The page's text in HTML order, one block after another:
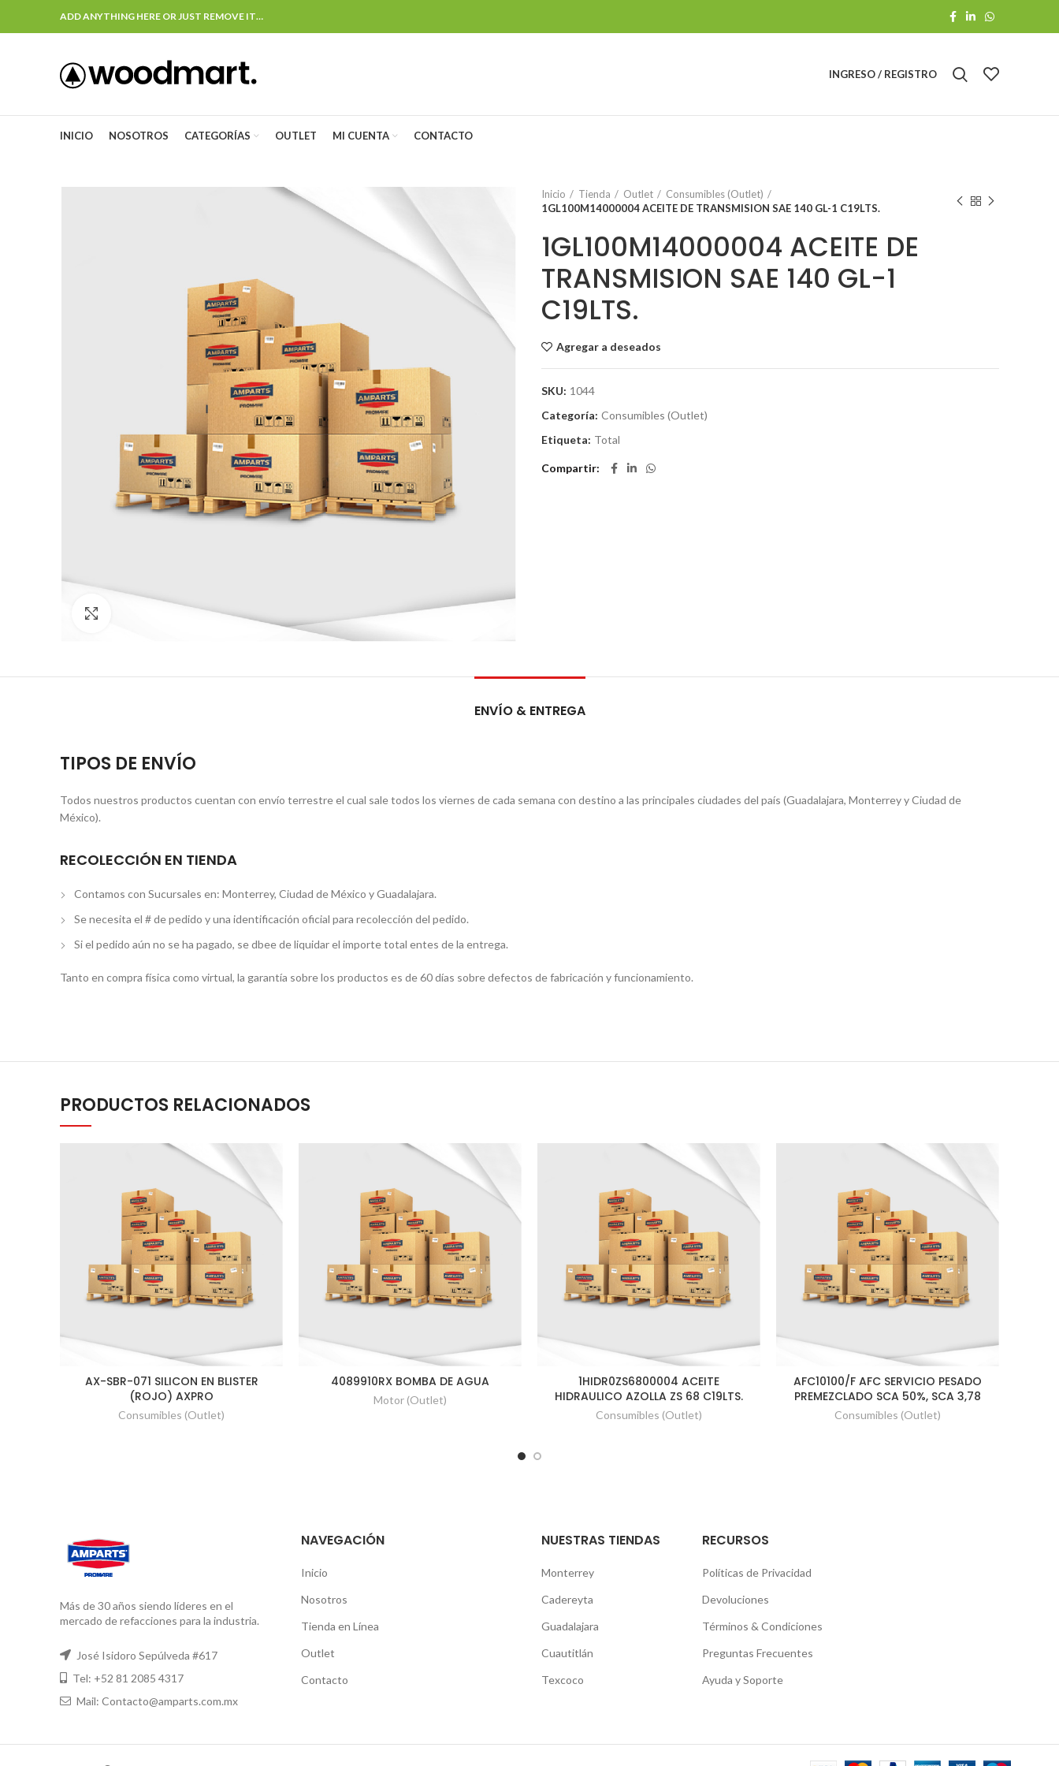
ADD ANYTHING HERE OR JUST REMOVE IT…
INGRESO / REGISTRO
INICIO NOSOTROS CATEGORÍAS OUTLET MI CUENTA CONTACTO
Inicio Tienda Outlet
Consumibles (Outlet)
1GL100M14000004 ACEITE DE TRANSMISION SAE 140 GL-1 C19LTS.
1GL100M14000004 ACEITE DE
TRANSMISION SAE 140 GL-1
C19LTS.
Agregar a deseados
SKU: 1044
Categoría: Consumibles (Outlet)
Etiqueta: Total
Compartir
ENVÍO & ENTREGA
TIPOS DE ENVÍO
Todos nuestros productos cuentan con envío terrestre el cual sale todos los viernes de cada semana con destino a las principales ciudades del país (Guadalajara, Monterrey y Ciudad de
México).
RECOLECCIÓN EN TIENDA
Contamos con Sucursales en: Monterrey, Ciudad de México y Guadalajara.
Se necesita el # de pedido y una identificación oficial para recolección del pedido.
Si el pedido aún no se ha pagado, se dbee de liquidar el importe total entes de la entrega.
Tanto en compra física como virtual, la garantía sobre los productos es de 60 días sobre defectos de fabricación y funcionamiento.
PRODUCTOS RELACIONADOS
AX-SBR-071 SILICON EN BLISTER
(ROJO) AXPRO
Consumibles (Outlet)
4089910RX BOMBA DE AGUA
Motor (Outlet)
1HIDR0ZS6800004 ACEITE
HIDRAULICO AZOLLA ZS 68 C19LTS.
Consumibles (Outlet)
AFC10100/F AFC SERVICIO PESADO
PREMEZCLADO SCA 50%, SCA 3,78
Consumibles (Outlet)
Más de 30 años siendo líderes en el
mercado de refacciones para la industria.
José Isidoro Sepúlveda #617
Tel: +52 81 2085 4317
Mail: Contacto@amparts.com.mx
NAVEGACIÓN
Inicio
Nosotros
Tienda en Línea
Outlet
Contacto
NUESTRAS TIENDAS
Monterrey
Cadereyta
Guadalajara
Cuautitlán
Texcoco
RECURSOS
Políticas de Privacidad
Devoluciones
Términos & Condiciones
Preguntas Frecuentes
Ayuda y Soporte